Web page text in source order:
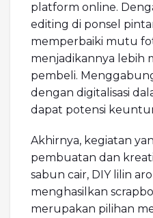
platform online.
editing di ponsel
memperbaiki mutu
menjadikannya lebih
pembeli.
dengan digitalisasi
dapat potensi
Akhirnya, kegiatan
pembuatan dan
sabun cair, DIY lilin
menghasilkan
merupakan pilihan